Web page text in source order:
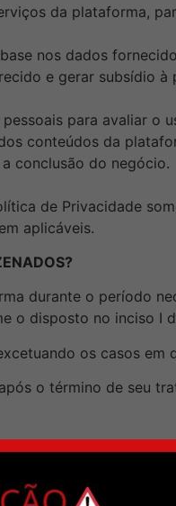
da plataforma,
nos dados
e gerar subsídio
para avaliar o
conteúdos da
conclusão do negócio.
de Privacidade
aplicáveis.
durante o período
o disposto no inciso I
os casos
o término de seu
dos dados